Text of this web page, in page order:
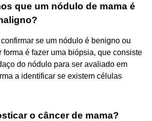
que um nódulo de mama é
se um nódulo é benigno ou
forma é fazer uma biópsia, que consiste
do nódulo para ser avaliado em
a identificar se existem células
o câncer de mama?